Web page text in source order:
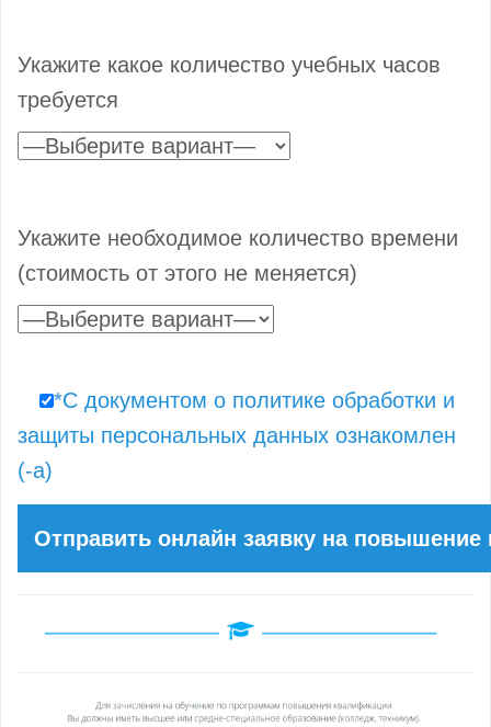
Укажите какое количество учебных часов
требуется
Укажите необходимое количество времени
(стоимость от этого не меняется)
*С документом о политике обработки и
защиты персональных данных ознакомлен
(-а)